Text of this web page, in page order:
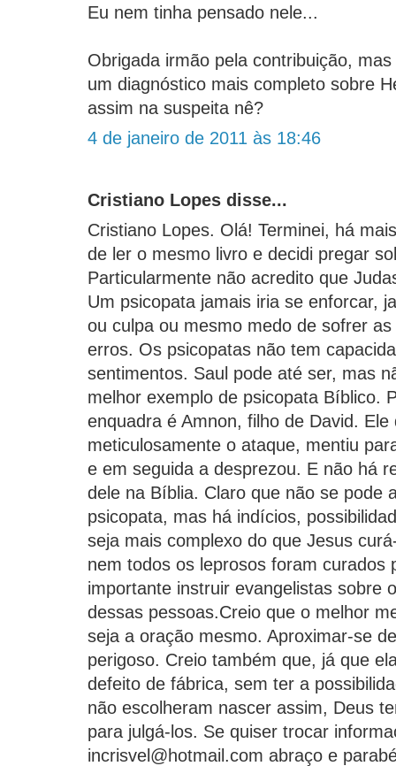
Eu nem tinha pensado nele...
Obrigada irmão pela contribuição,
um diagnóstico mais completo sobre
assim na suspeita nê?
4 de janeiro de 2011 às 18:46
Cristiano Lopes disse...
Cristiano Lopes. Olá! Terminei, há
de ler o mesmo livro e decidi pregar
Particularmente não acredito que
Um psicopata jamais iria se enforcar,
ou culpa ou mesmo medo de sofrer
erros. Os psicopatas não tem
sentimentos. Saul pode até ser, mas
melhor exemplo de psicopata Bíblico.
enquadra é Amnon, filho de David.
meticulosamente o ataque, mentiu
e em seguida a desprezou. E não há
dele na Bíblia. Claro que não se pode
psicopata, mas há indícios,
seja mais complexo do que Jesus
nem todos os leprosos foram curados
importante instruir evangelistas sobre
dessas pessoas.Creio que o melhor
seja a oração mesmo. Aproximar-se
perigoso. Creio também que, já que
defeito de fábrica, sem ter a
não escolheram nascer assim, Deus
para julgá-los. Se quiser trocar
incrisvel@hotmail.com abraço e